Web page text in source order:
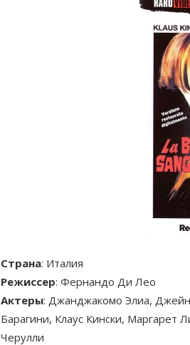
Страна: Италия
Режиссер: Фернандо Ди Лео
Актеры: Джанджакомо Элиа,
Барагини, Клаус Кински,
Черулли